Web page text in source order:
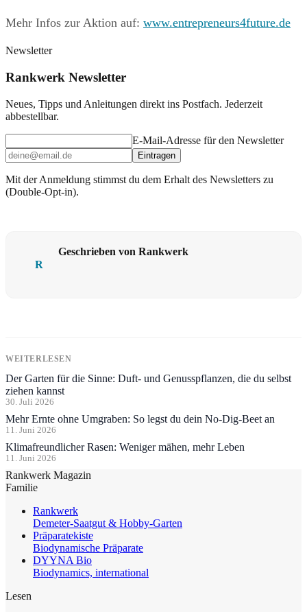
Mehr Infos zur Aktion auf: www.entrepreneurs4future.de
Newsletter
Rankwerk Newsletter
Neues, Tipps und Anleitungen direkt ins Postfach. Jederzeit
abbestellbar.
E-Mail-Adresse für den Newsletter
Eintragen
Mit der Anmeldung stimmst du dem Erhalt des Newsletters zu
(Double-Opt-in).
R
Geschrieben von Rankwerk
WEITERLESEN
Der Garten für die Sinne: Duft- und Genusspflanzen, die du selbst
ziehen kannst
30. Juli 2026
Mehr Ernte ohne Umgraben: So legst du dein No-Dig-Beet an
11. Juni 2026
Klimafreundlicher Rasen: Weniger mähen, mehr Leben
11. Juni 2026
Rankwerk Magazin
Familie
Rankwerk
Demeter-Saatgut & Hobby-Garten
Präparatekiste
Biodynamische Präparate
DYYNA Bio
Biodynamics, international
Lesen